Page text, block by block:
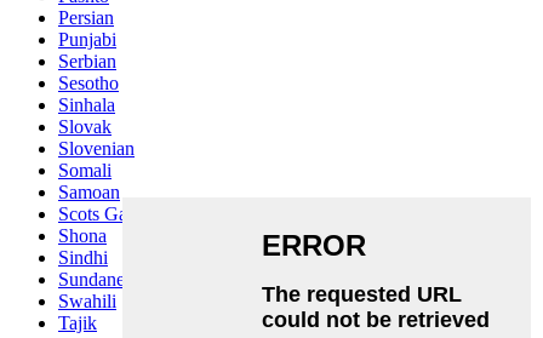
Persian
Punjabi
Serbian
Sesotho
Sinhala
Slovak
Slovenian
Somali
Samoan
Scots Gaelic
Shona
Sindhi
Sundanese
Swahili
Tajik